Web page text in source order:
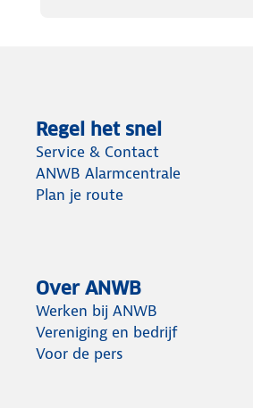
Regel het snel
Service & Contact
ANWB Alarmcentrale
Plan je route
Over ANWB
Werken bij ANWB
Vereniging en bedrijf
Voor de pers